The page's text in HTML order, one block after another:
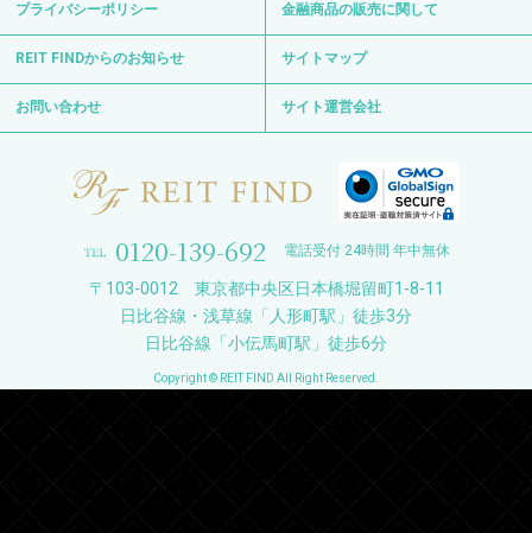
プライバシーポリシー 金融商品の販売に関して
REIT FINDからのお知らせ サイトマップ
お問い合わせ サイト運営会社
0120-139-692 電話受付 24時間 年中無休
〒103-0012 東京都中央区日本橋堀留町1-8-11
日比谷線・浅草線「人形町駅」徒歩3分
日比谷線「小伝馬町駅」徒歩6分
Copyright © REIT FIND All Right Reserved.